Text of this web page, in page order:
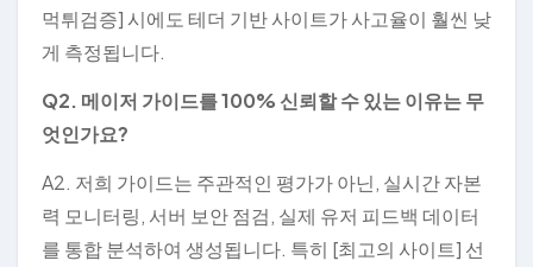
먹튀검증] 시에도 테더 기반 사이트가 사고율이 훨씬 낮
게 측정됩니다.
Q2. 메이저 가이드를 100% 신뢰할 수 있는 이유는 무
엇인가요?
A2. 저희 가이드는 주관적인 평가가 아닌, 실시간 자본
력 모니터링, 서버 보안 점검, 실제 유저 피드백 데이터
를 통합 분석하여 생성됩니다. 특히 [최고의 사이트] 선